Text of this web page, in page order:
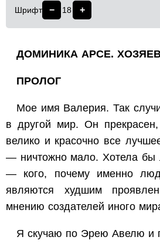
Шрифт − 18 +
ДОМИНИКА АРСЕ.
ПРОЛОГ
Мое имя Валерия. Так
в другой мир. Он
велико и красочно все
— ничтожно мало. Хотела бы
— кого, почему именно
являются худшим
мнению создателей иного
Я скучаю по Эрею Авелю и